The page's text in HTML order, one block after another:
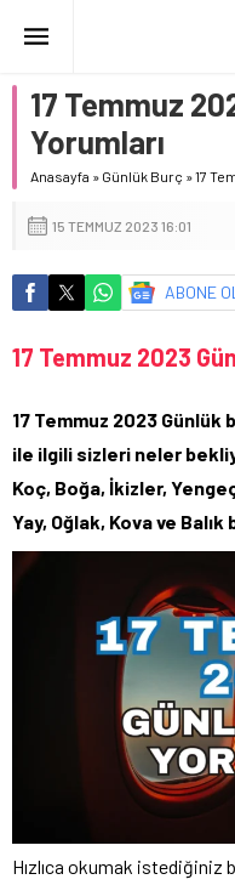
17 Temmuz
Yorumları
Anasayfa » Günlük Burç »17
15 TEMMUZ 2023 16:01
ABONE OL
17 Temmuz 2023
17 Temmuz 2023 Günlük
ile ilgili sizleri neler
Koç, Boğa, İkizler,
Yay, Oğlak, Kova ve
Hızlıca okumak istediğiniz